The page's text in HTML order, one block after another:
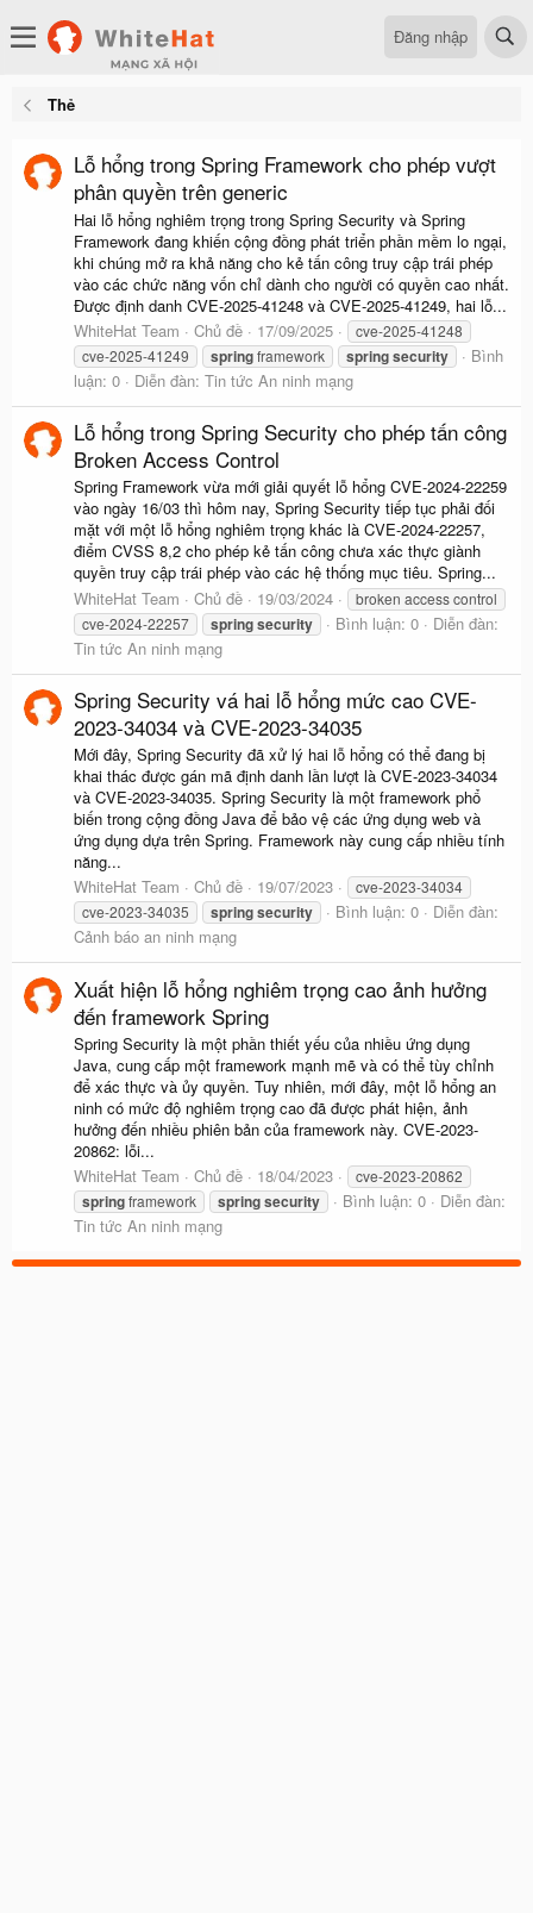
Đăng nhập
Thẻ
Lỗ hổng trong Spring Framework cho phép vượt
phân quyền trên generic
Hai lỗ hổng nghiêm trọng trong Spring Security và Spring
Framework đang khiến cộng đồng phát triển phần mềm lo ngại,
khi chúng mở ra khả năng cho kẻ tấn công truy cập trái phép
vào các chức năng vốn chỉ dành cho người có quyền cao nhất.
Được định danh CVE-2025-41248 và CVE-2025-41249, hai lỗ...
WhiteHat Team
Chủ đề 17/09/2025
cve-2025-41248
cve-2025-41249
springframework springsecurity
Bình
luận: 0
Diễn đàn: Tin tức An ninh mạng
Lỗ hổng trong Spring Security cho phép tấn công
Broken Access Control
Spring Framework vừa mới giải quyết lỗ hổng CVE-2024-22259
vào ngày 16/03 thì hôm nay, Spring Security tiếp tục phải đối
mặt với một lỗ hổng nghiêm trọng khác là CVE-2024-22257,
điểm CVSS 8,2 cho phép kẻ tấn công chưa xác thực giành
quyền truy cập trái phép vào các hệ thống mục tiêu. Spring...
WhiteHat Team
Chủ đề 19/03/2024
broken access control
cve-2024-22257
springsecurity Bình luận: 0
Diễn đàn:
Tin tức An ninh mạng
Spring Security vá hai lỗ hổng mức cao CVE-
2023-34034 và CVE-2023-34035
Mới đây, Spring Security đã xử lý hai lỗ hổng có thể đang bị
khai thác được gán mã định danh lần lượt là CVE-2023-34034
và CVE-2023-34035. Spring Security là một framework phổ
biến trong cộng đồng Java để bảo vệ các ứng dụng web và
ứng dụng dựa trên Spring. Framework này cung cấp nhiều tính
năng...
WhiteHat Team
Chủ đề 19/07/2023
cve-2023-34034
cve-2023-34035
springsecurity Bình luận: 0
Diễn đàn:
Cảnh báo an ninh mạng
Xuất hiện lỗ hổng nghiêm trọng cao ảnh hưởng
đến framework Spring
Spring Security là một phần thiết yếu của nhiều ứng dụng
Java, cung cấp một framework mạnh mẽ và có thể tùy chỉnh
để xác thực và ủy quyền. Tuy nhiên, mới đây, một lỗ hổng an
ninh có mức độ nghiêm trọng cao đã được phát hiện, ảnh
hưởng đến nhiều phiên bản của framework này. CVE-2023-
20862: lỗi...
WhiteHat Team
Chủ đề 18/04/2023 cve-2023-20862
springframework springsecurity Bình luận: 0
Diễn đàn:
Tin tức An ninh mạng